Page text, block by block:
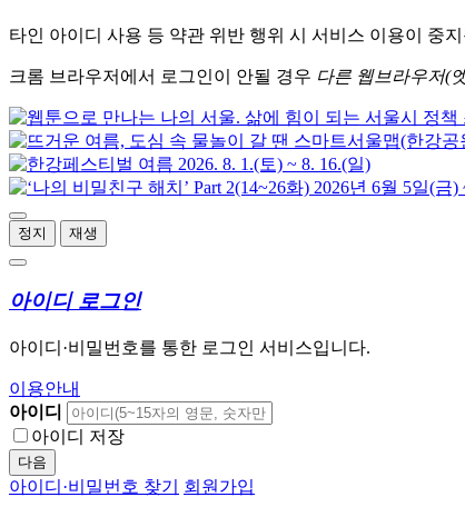
타인 아이디 사용 등 약관 위반 행위 시 서비스 이용이 중
크롬 브라우저에서 로그인이 안될 경우 다른 웹브라우저(
정지 재생
아이디 로그인
아이디·비밀번호를 통한 로그인 서비스입니다.
이용안내
아이디
아이디 저장
다음
아이디·비밀번호 찾기 회원가입